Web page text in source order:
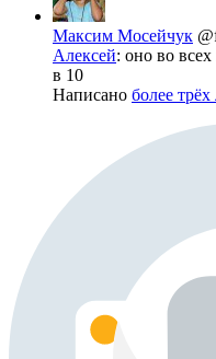
Максим Мосейчук
Алексей: оно во
в 10
Написано более трёх